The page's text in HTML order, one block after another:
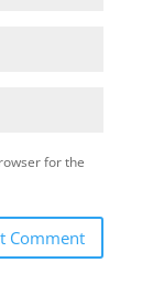
for the
Comment